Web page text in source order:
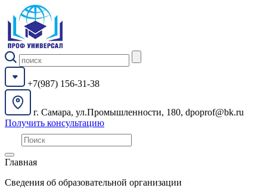
+7(987) 156-31-38
г. Самара, ул.Промышленности, 180, dpoprof@bk.ru
Получить консультацию
Главная
Сведения об образовательной организации